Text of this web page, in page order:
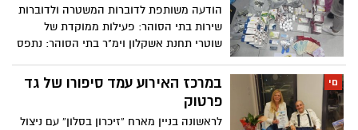
הודעה משותפת לדוברות המשטרה ולדוברות
שירות בתי הסוהר: פעילות ממוקדת של
שוטרי תחנת אשקלון וימ"ר בתי הסוהר: נתפס
נעצר״
םי
במרכז האירוע עמד סיפורו של גד
פרטוק
לראשונה בניין מארח “זיכרון בסלון” עם ניצול